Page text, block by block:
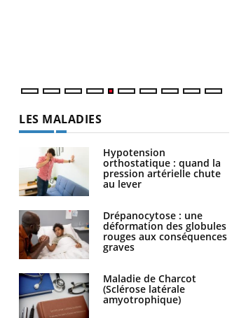
LES MALADIES
Hypotension
orthostatique : quand la
pression artérielle chute
au lever
Drépanocytose : une
déformation des globules
rouges aux conséquences
graves
Maladie de Charcot
(Sclérose latérale
amyotrophique)